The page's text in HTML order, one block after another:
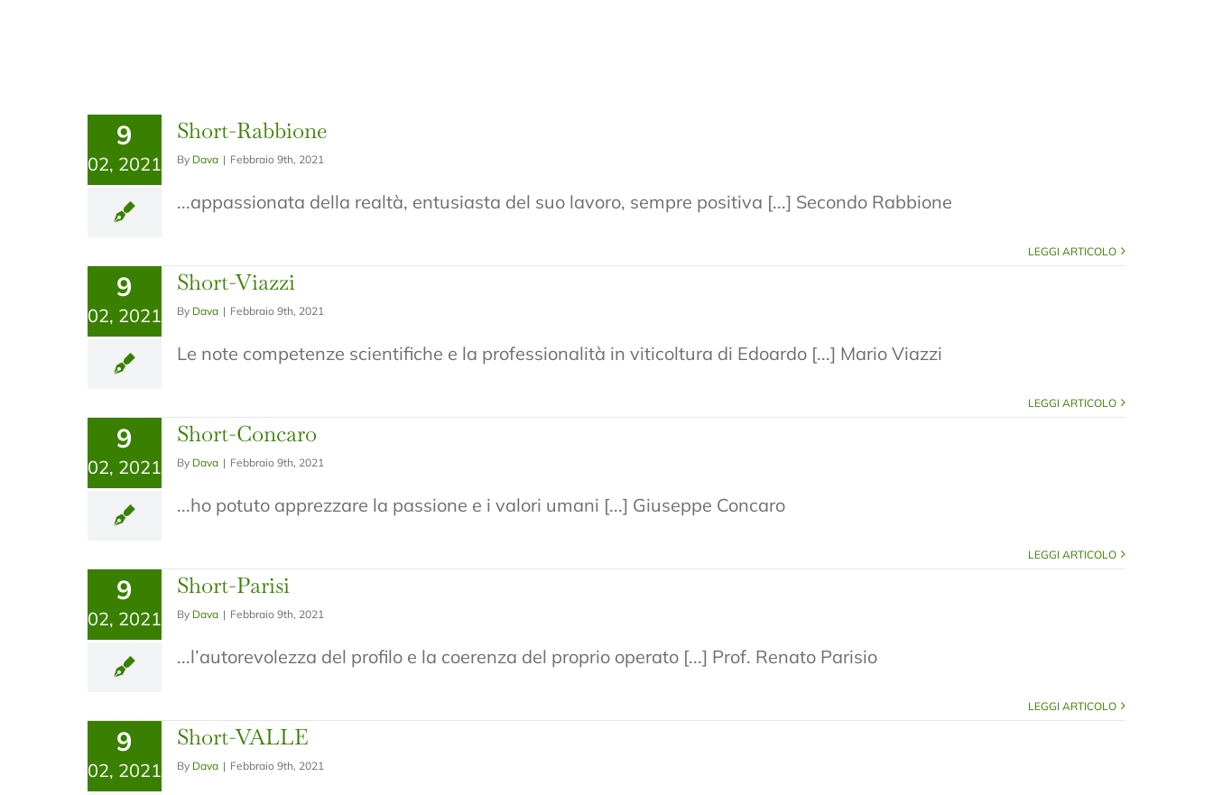
9
02, 2021
Short-Rabbione
By Dava | Febbraio 9th, 2021
...appassionata della realtà, entusiasta del suo lavoro, sempre positiva [...] Secondo Rabbione
LEGGI ARTICOLO
9
02, 2021
Short-Viazzi
By Dava | Febbraio 9th, 2021
Le note competenze scientifiche e la professionalità in viticoltura di Edoardo [...] Mario Viazzi
LEGGI ARTICOLO
9
02, 2021
Short-Concaro
By Dava | Febbraio 9th, 2021
...ho potuto apprezzare la passione e i valori umani [...] Giuseppe Concaro
LEGGI ARTICOLO
9
02, 2021
Short-Parisi
By Dava | Febbraio 9th, 2021
...l’autorevolezza del profilo e la coerenza del proprio operato [...] Prof. Renato Parisio
LEGGI ARTICOLO
9
02, 2021
Short-VALLE
By Dava | Febbraio 9th, 2021